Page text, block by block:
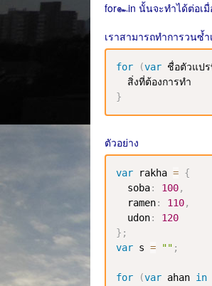
for๛in นั้นจะทำได้ต่อเมื่
เราสามารถทำการวนซ้
for (var ชื่อตัวแป
}
ตัวอย่าง
var rakha = {
  soba
: 100,
  ramen
: 110,
  udon
:
120
} ;
var s = "" ;
for (var ahan in